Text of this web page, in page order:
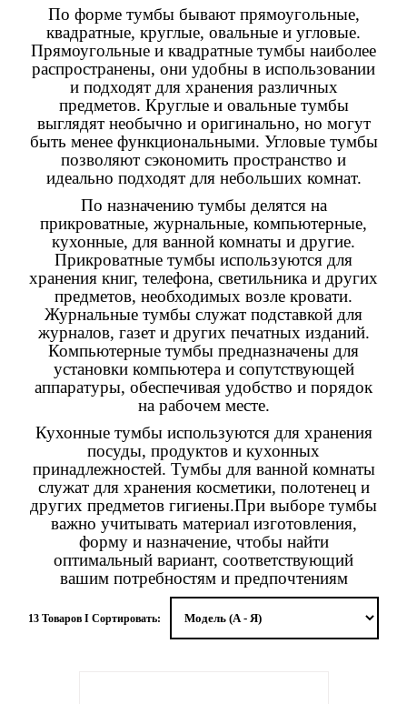
По форме тумбы бывают прямоугольные,
квадратные, круглые, овальные и угловые.
Прямоугольные и квадратные тумбы наиболее
распространены, они удобны в использовании
и подходят для хранения различных
предметов. Круглые и овальные тумбы
выглядят необычно и оригинально, но могут
быть менее функциональными. Угловые тумбы
позволяют сэкономить пространство и
идеально подходят для небольших комнат.
По назначению тумбы делятся на
прикроватные, журнальные, компьютерные,
кухонные, для ванной комнаты и другие.
Прикроватные тумбы используются для
хранения книг, телефона, светильника и других
предметов, необходимых возле кровати.
Журнальные тумбы служат подставкой для
журналов, газет и других печатных изданий.
Компьютерные тумбы предназначены для
установки компьютера и сопутствующей
аппаратуры, обеспечивая удобство и порядок
на рабочем месте.
Кухонные тумбы используются для хранения
посуды, продуктов и кухонных
принадлежностей. Тумбы для ванной комнаты
служат для хранения косметики, полотенец и
других предметов гигиены.При выборе тумбы
важно учитывать материал изготовления,
форму и назначение, чтобы найти
оптимальный вариант, соответствующий
вашим потребностям и предпочтениям
13 Товаров I Сортировать: